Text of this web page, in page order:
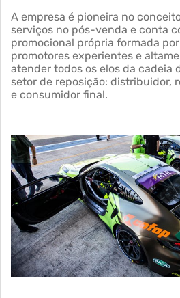
A empresa é pioneira no
serviços no pós-venda e conta
promocional própria formada
promotores experientes e
atender todos os elos da cadeia
setor de reposição: distribuidor,
e consumidor final.